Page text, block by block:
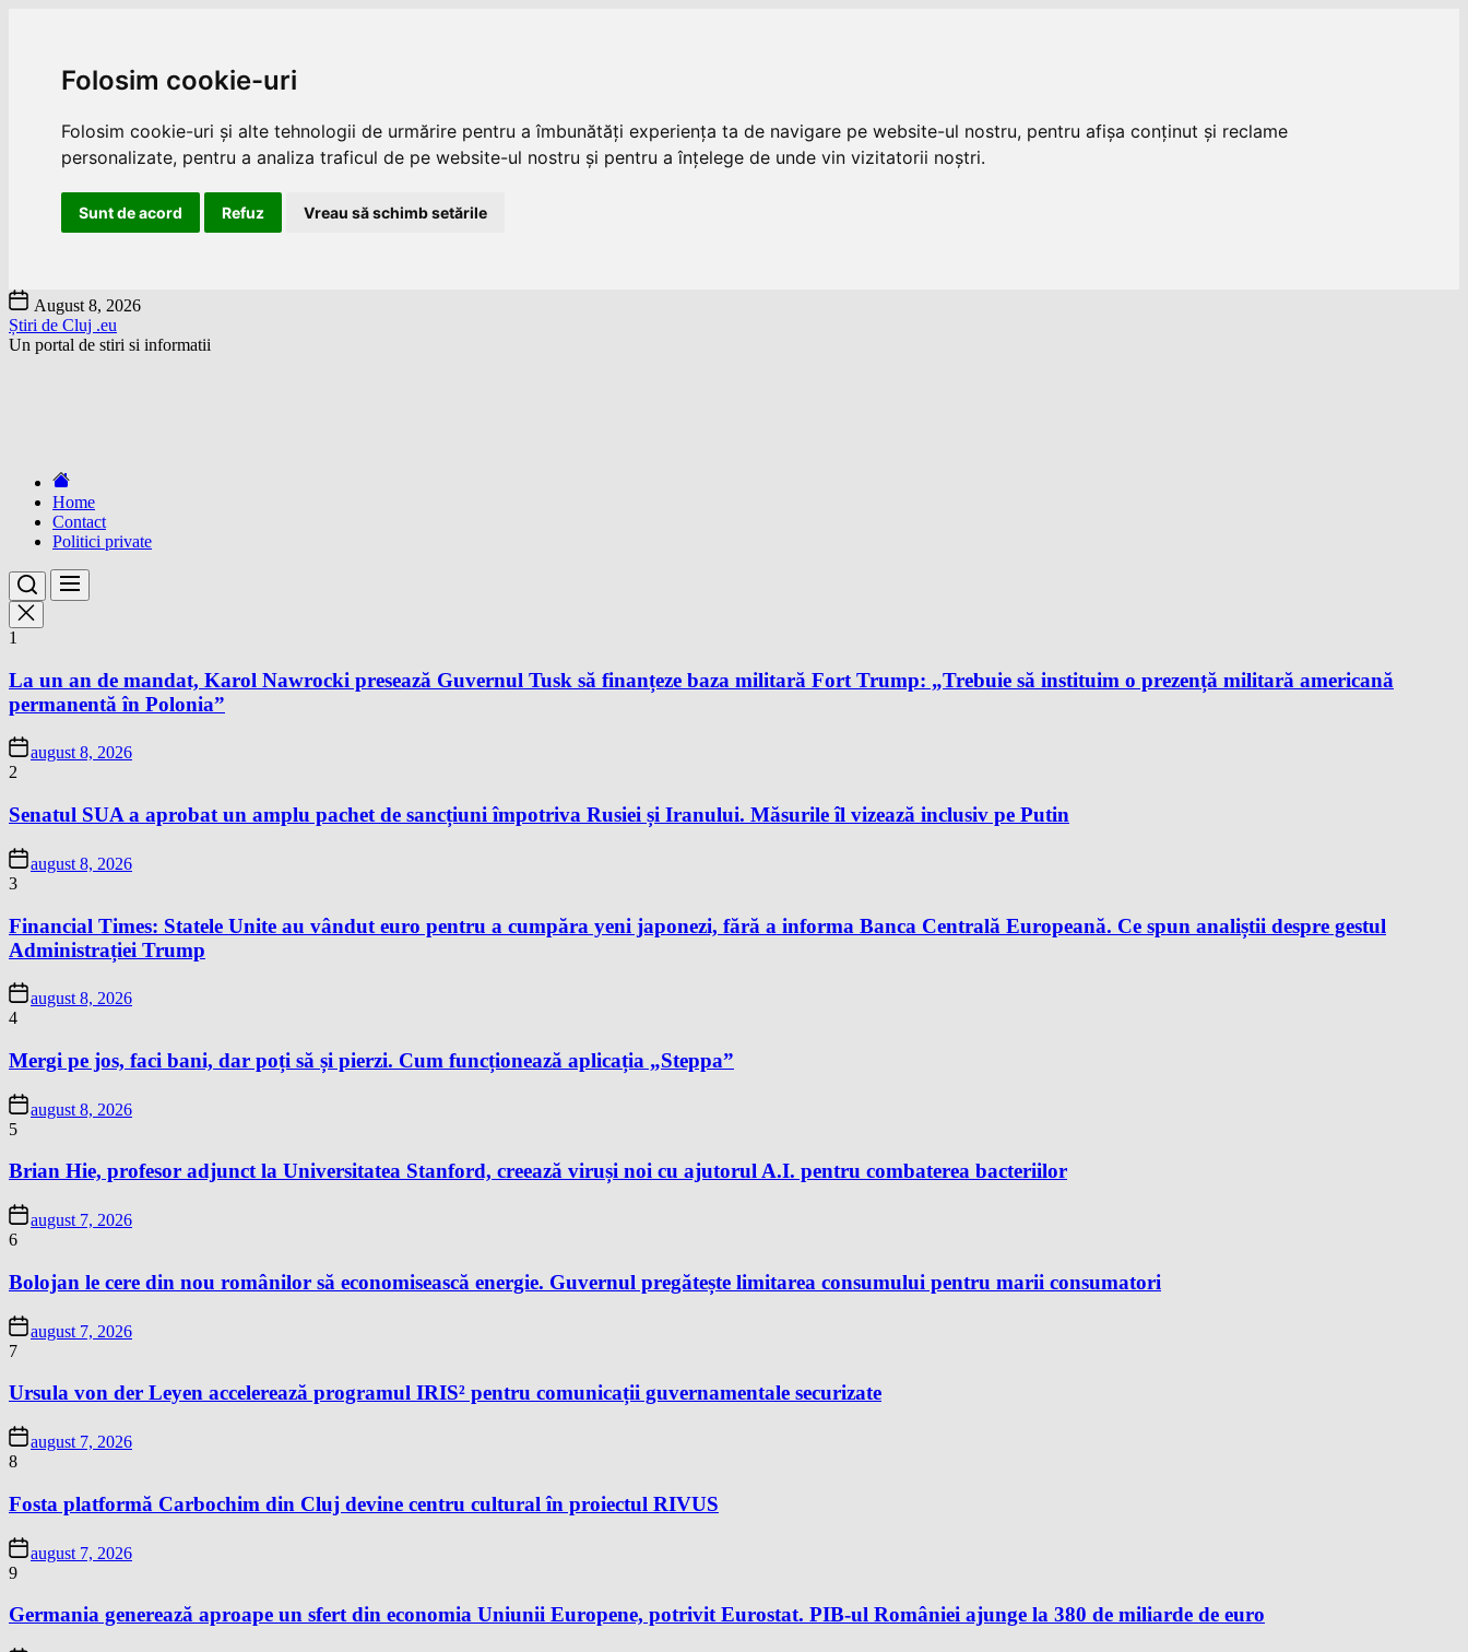
Folosim cookie-uri
Folosim cookie-uri și alte tehnologii de urmărire pentru a îmbunătăți experiența ta de navigare pe website-ul nostru, pentru afișa conținut și reclame
personalizate, pentru a analiza traficul de pe website-ul nostru și pentru a înțelege de unde vin vizitatorii noștri.
Sunt de acord Refuz Vreau să schimb setările
Skip
to
the
content
August 8, 2026
Știri de Cluj .eu
Un portal de stiri si informatii
Home
Contact
Politici private
1
La un an de mandat, Karol Nawrocki presează Guvernul Tusk să finanțeze baza militară Fort Trump: „Trebuie să instituim o prezență militară americană
permanentă în Polonia”
august 8, 2026
2
Senatul SUA a aprobat un amplu pachet de sancțiuni împotriva Rusiei și Iranului. Măsurile îl vizează inclusiv pe Putin
august 8, 2026
3
Financial Times: Statele Unite au vândut euro pentru a cumpăra yeni japonezi, fără a informa Banca Centrală Europeană. Ce spun analiștii despre gestul
Administrației Trump
august 8, 2026
4
Mergi pe jos, faci bani, dar poți să și pierzi. Cum funcționează aplicația „Steppa”
august 8, 2026
5
Brian Hie, profesor adjunct la Universitatea Stanford, creează viruși noi cu ajutorul A.I. pentru combaterea bacteriilor
august 7, 2026
6
Bolojan le cere din nou românilor să economisească energie. Guvernul pregătește limitarea consumului pentru marii consumatori
august 7, 2026
7
Ursula von der Leyen accelerează programul IRIS² pentru comunicații guvernamentale securizate
august 7, 2026
8
Fosta platformă Carbochim din Cluj devine centru cultural în proiectul RIVUS
august 7, 2026
9
Germania generează aproape un sfert din economia Uniunii Europene, potrivit Eurostat. PIB-ul României ajunge la 380 de miliarde de euro